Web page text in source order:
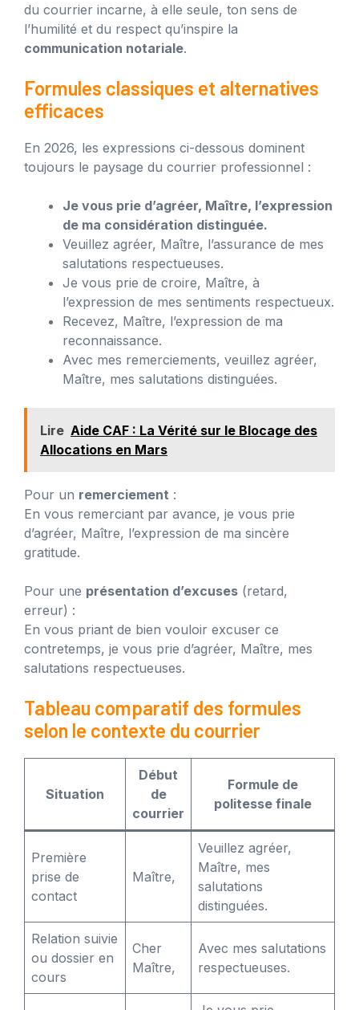
du courrier incarne, à elle seule, ton sens de
l’humilité et du respect qu’inspire la
communication notariale.
Formules classiques et alternatives
efficaces
En 2026, les expressions ci-dessous dominent
toujours le paysage du courrier professionnel :
Je vous prie d’agréer, Maître, l’expression
de ma considération distinguée.
Veuillez agréer, Maître, l’assurance de mes
salutations respectueuses.
Je vous prie de croire, Maître, à
l’expression de mes sentiments respectueux.
Recevez, Maître, l’expression de ma
reconnaissance.
Avec mes remerciements, veuillez agréer,
Maître, mes salutations distinguées.
Lire Aide CAF : La Vérité sur le Blocage des
Allocations en Mars
Pour un remerciement :
En vous remerciant par avance, je vous prie
d’agréer, Maître, l’expression de ma sincère
gratitude.
Pour une présentation d’excuses (retard,
erreur) :
En vous priant de bien vouloir excuser ce
contretemps, je vous prie d’agréer, Maître, mes
salutations respectueuses.
Tableau comparatif des formules
selon le contexte du courrier
Situation
Début
de
courrier
Formule de
politesse finale
Première
prise de
contact
Maître,
Veuillez agréer,
Maître, mes
salutations
distinguées.
Relation suivie
ou dossier en
cours
Cher
Maître,
Avec mes salutations
respectueuses.